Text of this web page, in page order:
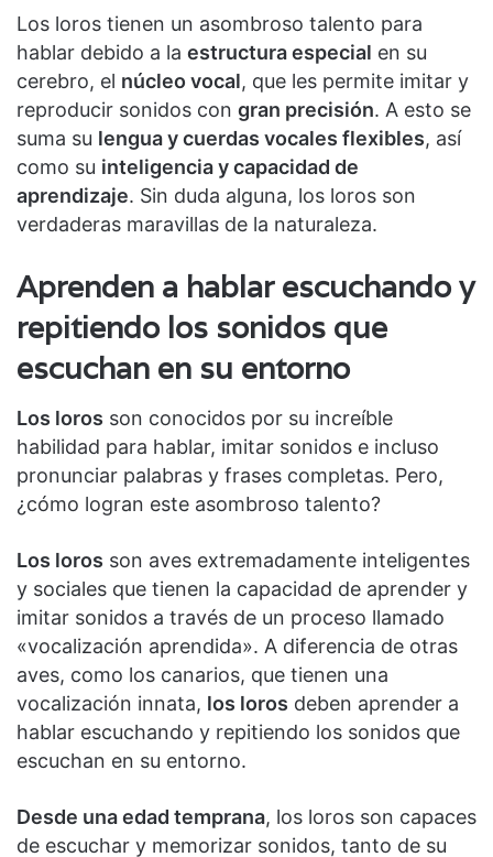
Los loros tienen un asombroso talento para
hablar debido a la estructura especial en su
cerebro, el núcleo vocal, que les permite imitar y
reproducir sonidos con gran precisión. A esto se
suma su lengua y cuerdas vocales flexibles, así
como su inteligencia y capacidad de
aprendizaje. Sin duda alguna, los loros son
verdaderas maravillas de la naturaleza.
Aprenden a hablar escuchando y
repitiendo los sonidos que
escuchan en su entorno
Los loros son conocidos por su increíble
habilidad para hablar, imitar sonidos e incluso
pronunciar palabras y frases completas. Pero,
¿cómo logran este asombroso talento?
Los loros son aves extremadamente inteligentes
y sociales que tienen la capacidad de aprender y
imitar sonidos a través de un proceso llamado
«vocalización aprendida». A diferencia de otras
aves, como los canarios, que tienen una
vocalización innata, los loros deben aprender a
hablar escuchando y repitiendo los sonidos que
escuchan en su entorno.
Desde una edad temprana, los loros son capaces
de escuchar y memorizar sonidos, tanto de su